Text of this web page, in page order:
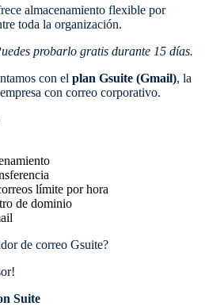
almacenamiento flexible por
toda la organización.
probarlo gratis durante 15 días.
con el plan Gsuite (Gmail), la
con correo corporativo.
límite por hora
de dominio
de correo Gsuite?
Suite